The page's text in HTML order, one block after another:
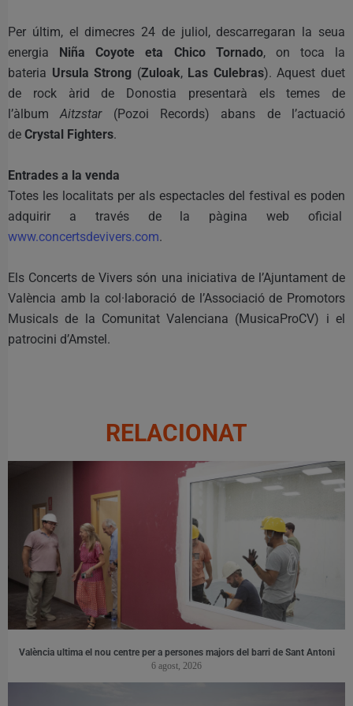
Per últim, el dimecres 24 de juliol, descarregaran la seua
energia Niña Coyote eta Chico Tornado, on toca la
bateria Ursula Strong (Zuloak, Las Culebras). Aquest duet
de rock àrid de Donostia presentarà els temes de
l’àlbumAitzstar(Pozoi Records) abans de l’actuació
de Crystal Fighters.
Entrades a la venda
Totes les localitats per als espectacles del festival es poden
adquirir a través de la pàgina web oficial
www.concertsdevivers.com.
Els Concerts de Vivers són una iniciativa de l’Ajuntament de
València amb la col·laboració de l’Associació de Promotors
Musicals de la Comunitat Valenciana (MusicaProCV) i el
patrocini d’Amstel.
RELACIONAT
València ultima el nou centre per a persones majors del barri de Sant Antoni
6 agost, 2026